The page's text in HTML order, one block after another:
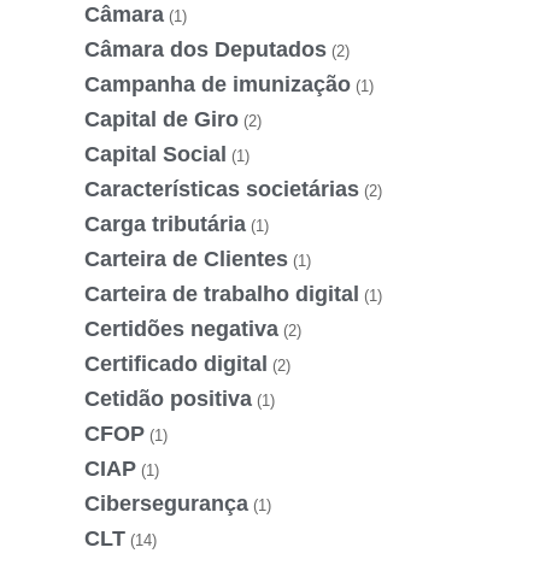
Câmara (1)
Câmara dos Deputados (2)
Campanha de imunização (1)
Capital de Giro (2)
Capital Social (1)
Características societárias (2)
Carga tributária (1)
Carteira de Clientes (1)
Carteira de trabalho digital (1)
Certidões negativa (2)
Certificado digital (2)
Cetidão positiva (1)
CFOP (1)
CIAP (1)
Cibersegurança (1)
CLT (14)